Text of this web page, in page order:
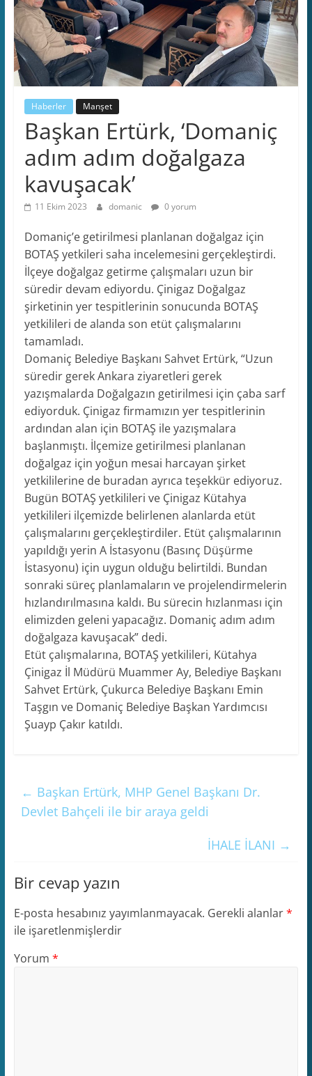
Haberler Manşet
Başkan Ertürk, ‘Domaniç
adım adım doğalgaza
kavuşacak’
11 Ekim 2023 domanic 0 yorum
Domaniç’e getirilmesi planlanan doğalgaz için
BOTAŞ yetkileri saha incelemesini gerçekleştirdi.
İlçeye doğalgaz getirme çalışmaları uzun bir
süredir devam ediyordu. Çinigaz Doğalgaz
şirketinin yer tespitlerinin sonucunda BOTAŞ
yetkilileri de alanda son etüt çalışmalarını
tamamladı.
Domaniç Belediye Başkanı Sahvet Ertürk, “Uzun
süredir gerek Ankara ziyaretleri gerek
yazışmalarda Doğalgazın getirilmesi için çaba sarf
ediyorduk. Çinigaz firmamızın yer tespitlerinin
ardından alan için BOTAŞ ile yazışmalara
başlanmıştı. İlçemize getirilmesi planlanan
doğalgaz için yoğun mesai harcayan şirket
yetkililerine de buradan ayrıca teşekkür ediyoruz.
Bugün BOTAŞ yetkilileri ve Çinigaz Kütahya
yetkilileri ilçemizde belirlenen alanlarda etüt
çalışmalarını gerçekleştirdiler. Etüt çalışmalarının
yapıldığı yerin A İstasyonu (Basınç Düşürme
İstasyonu) için uygun olduğu belirtildi. Bundan
sonraki süreç planlamaların ve projelendirmelerin
hızlandırılmasına kaldı. Bu sürecin hızlanması için
elimizden geleni yapacağız. Domaniç adım adım
doğalgaza kavuşacak” dedi.
Etüt çalışmalarına, BOTAŞ yetkilileri, Kütahya
Çinigaz İl Müdürü Muammer Ay, Belediye Başkanı
Sahvet Ertürk, Çukurca Belediye Başkanı Emin
Taşgın ve Domaniç Belediye Başkan Yardımcısı
Şuayp Çakır katıldı.
← Başkan Ertürk, MHP Genel Başkanı Dr.
Devlet Bahçeli ile bir araya geldi
İHALE İLANI →
Bir cevap yazın
E-posta hesabınız yayımlanmayacak. Gerekli alanlar*
ile işaretlenmişlerdir
Yorum *